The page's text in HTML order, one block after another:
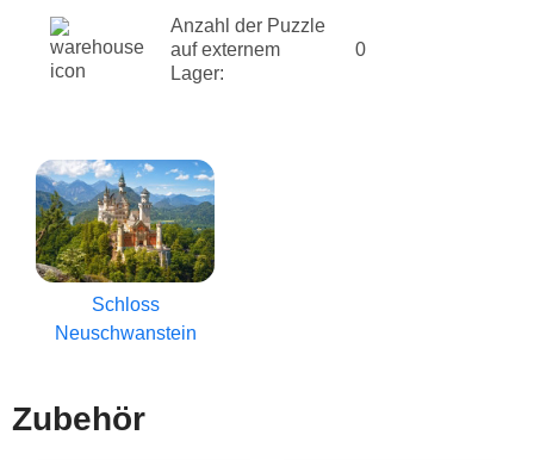
Anzahl der Puzzle
auf externem
Lager:
0
Schloss
Neuschwanstein
Zubehör